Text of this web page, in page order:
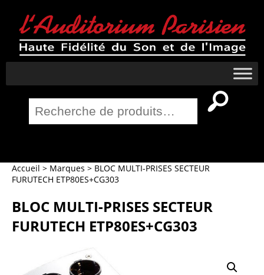
pour :
Accueil > Marques > BLOC MULTI-PRISES SECTEUR
FURUTECH ETP80ES+CG303
BLOC MULTI-PRISES SECTEUR
FURUTECH ETP80ES+CG303